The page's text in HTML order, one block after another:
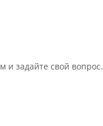
и задайте свой вопрос.